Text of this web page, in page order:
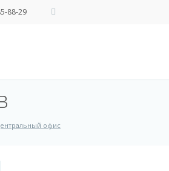
88-29
офис